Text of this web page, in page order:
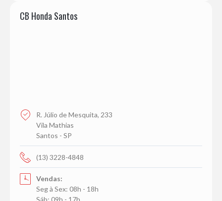
CB Honda Santos
R. Júlio de Mesquita, 233
Vila Mathias
Santos - SP
(13) 3228-4848
Vendas:
Seg à Sex: 08h - 18h
Sáb: 09h - 17h